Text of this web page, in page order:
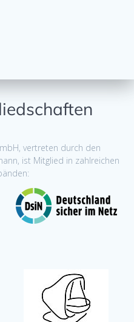
vertreten durch den
ist Mitglied in zahlreichen